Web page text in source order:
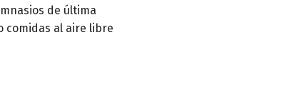
de última
comidas al aire libre